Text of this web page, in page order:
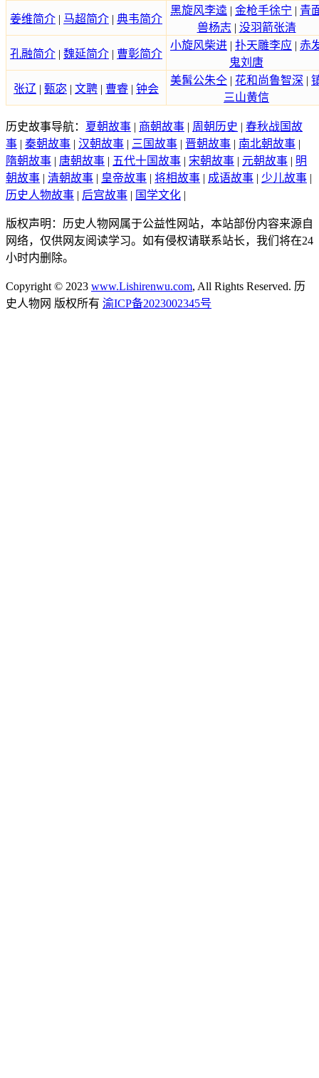
姜维简介 | 马超简介 | 典韦简介
黑旋风李逵 | 金枪手徐宁 | 青
兽杨志| 没羽箭张清
孔融简介 | 魏延简介 | 曹彰简介
小旋风柴进 | 扑天雕李应 | 赤
鬼刘唐
张辽 | 甄宓 | 文聘 | 曹睿 | 钟会
美髯公朱仝 | 花和尚鲁智深 |
三山黄信
历史故事导航： 夏朝故事 | 商朝故事 | 周朝历史 | 春秋战国故
事 | 秦朝故事 | 汉朝故事 | 三国故事 | 晋朝故事 | 南北朝故事 |
隋朝故事 | 唐朝故事 | 五代十国故事 | 宋朝故事 | 元朝故事 | 明
朝故事 | 清朝故事 | 皇帝故事 | 将相故事 | 成语故事 | 少儿故事 |
历史人物故事 | 后宫故事 | 国学文化 |
版权声明：历史人物网属于公益性网站，本站部份内容来源自
网络，仅供网友阅读学习。如有侵权请联系站长，我们将在24
小时内删除。
Copyright © 2023 www.Lishirenwu.com, All Rights Reserved. 历
史人物网 版权所有 渝ICP备2023002345号